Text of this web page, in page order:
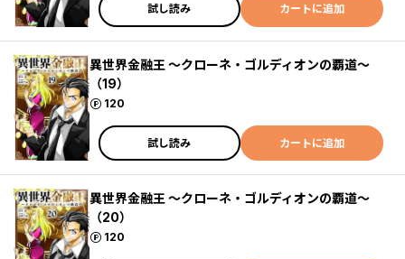
試し読み カートに追加
異世界金融王 ～クローネ・ゴルディオンの覇道～
（19）
120
ポイント
試し読み カートに追加
異世界金融王 ～クローネ・ゴルディオンの覇道～
（20）
120
ポイント